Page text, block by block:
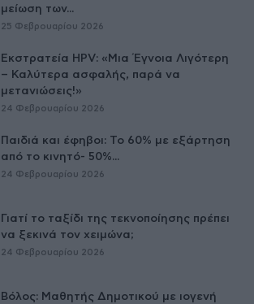
μείωση των...
25 Φεβρουαρίου 2026
Εκστρατεία HPV: «Μια Έγνοια Λιγότερη
– Καλύτερα ασφαλής, παρά να
μετανιώσεις!»
24 Φεβρουαρίου 2026
Παιδιά και έφηβοι: Το 60% με εξάρτηση
από το κινητό- 50%...
24 Φεβρουαρίου 2026
Γιατί το ταξίδι της τεκνοποίησης πρέπει
να ξεκινά τον χειμώνα;
24 Φεβρουαρίου 2026
Βόλος: Μαθητής Δημοτικού με ιογενή